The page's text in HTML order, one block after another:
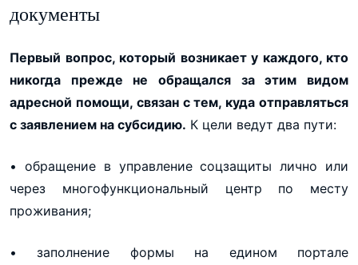
документы
Первый вопрос, который возникает у каждого, кто
никогда прежде не обращался за этим видом
адресной помощи, связан с тем, куда отправляться
с заявлением на субсидию. К цели ведут два пути:
• обращение в управление соцзащиты лично или
через многофункциональный центр по месту
проживания;
• заполнение формы на едином портале